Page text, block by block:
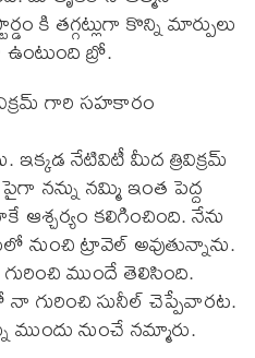
కి తగ్గట్లుగా కొన్ని మార్పులు
బ్రో.
గారి సహకారం
ఇక్కడ నేటివిటీ మీద త్రివిక్రమ్
నన్ను నమ్మి ఇంత పెద్ద
కలిగించింది. నేను
ట్రావెల్ అవుతున్నాను.
ముందే తెలిసింది.
సునీల్ చెప్పేవారట.
ముందు నుంచే నమ్మారు.